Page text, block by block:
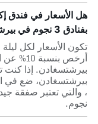
هل الأسعار في فندق
بفنادق 3 نجوم في بيرشتسغادن؟
تكون الأسعار لكل
بيرشتسغادن. إذا كنت
نجوم.